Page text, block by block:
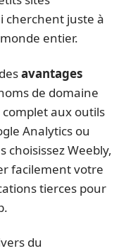
cherchent juste à
entier.
avantages
de domaine
complet aux outils
Analytics ou
choisissez Weebly,
facilement votre
tierces pour
du